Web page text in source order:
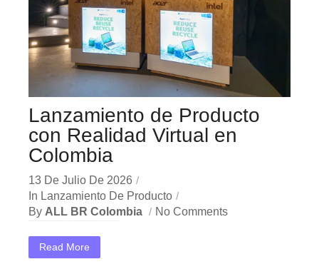
Lanzamiento de Producto
con Realidad Virtual en
Colombia
13 De Julio De 2026
In Lanzamiento De Producto
By ALL BR Colombia No Comments
Read More